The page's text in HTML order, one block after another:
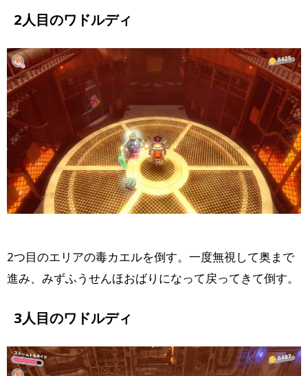
2人目のワドルディ
2つ目のエリアの毒カエルを倒す。一度無視して奥まで
進み、みずふうせんほおばりになって戻ってきて倒す。
3人目のワドルディ